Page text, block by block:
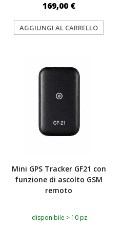
169,00 €
AGGIUNGI AL CARRELLO
Mini GPS Tracker GF21 con
funzione di ascolto GSM
remoto
disponibile > 10 pz